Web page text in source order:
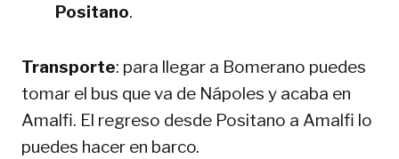
Positano.
Transporte: para llegar a Bomerano puedes
tomar el bus que va de Nápoles y acaba en
Amalfi. El regreso desde Positano a Amalfi lo
puedes hacer en barco.